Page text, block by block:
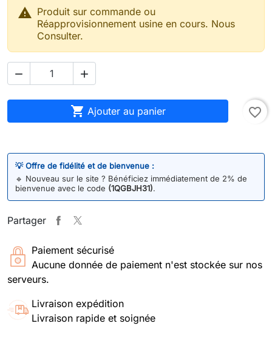
 Produit sur commande ou
Réapprovisionnement usine en cours. Nous
Consulter.
 
 Ajouter au panier favorite_border
💡 Offre de fidélité et de bienvenue :
🔹 Nouveau sur le site ? Bénéficiez immédiatement de 2% de
bienvenue avec le code (1QGBJH31).
Partager
Paiement sécurisé
Aucune donnée de paiement n'est stockée sur nos
serveurs.
Livraison expédition
Livraison rapide et soignée